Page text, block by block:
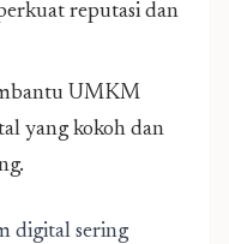
reputasi dan
UMKM
yang kokoh dan
digital sering